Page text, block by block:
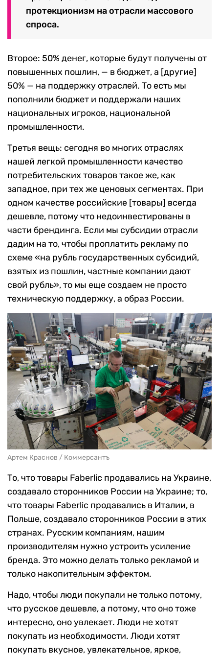
протекционизм на отрасли массового
спроса.
Второе: 50% денег, которые будут получены от
повышенных пошлин, — в бюджет, а [другие]
50% — на поддержку отраслей. То есть мы
пополнили бюджет и поддержали наших
национальных игроков, национальной
промышленности.
Третья вещь: сегодня во многих отраслях
нашей легкой промышленности качество
потребительских товаров такое же, как
западное, при тех же ценовых сегментах. При
одном качестве российские [товары] всегда
дешевле, потому что недоинвестированы в
части брендинга. Если мы субсидии отрасли
дадим на то, чтобы проплатить рекламу по
схеме «на рубль государственных субсидий,
взятых из пошлин, частные компании дают
свой рубль», то мы еще создаем не просто
техническую поддержку, а образ России.
Артем Краснов / Коммерсантъ
То, что товары Faberlic продавались на Украине,
создавало сторонников России на Украине; то,
что товары Faberlic продавались в Италии, в
Польше, создавало сторонников России в этих
странах. Русским компаниям, нашим
производителям нужно устроить усиление
бренда. Это можно делать только рекламой и
только накопительным эффектом.
Надо, чтобы люди покупали не только потому,
что русское дешевле, а потому, что оно тоже
интересно, оно увлекает. Люди не хотят
покупать из необходимости. Люди хотят
покупать вкусное, увлекательное, яркое,